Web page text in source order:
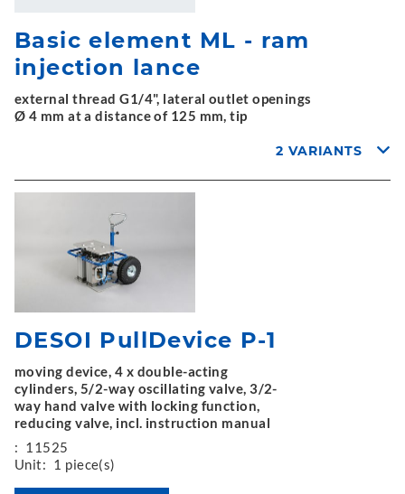
Basic element ML - ram
injection lance
external thread G1/4", lateral outlet openings
Ø 4 mm at a distance of 125 mm, tip
2 VARIANTS
DESOI PullDevice P-1
moving device, 4 x double-acting
cylinders, 5/2-way oscillating valve, 3/2-
way hand valve with locking function,
reducing valve, incl. instruction manual
: 11525
Unit: 1 piece(s)